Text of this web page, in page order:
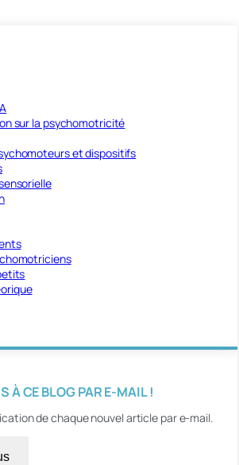
sur la psychomotricité
et dispositifs
À CE BLOG PAR E-MAIL !
de chaque nouvel article par e-mail.